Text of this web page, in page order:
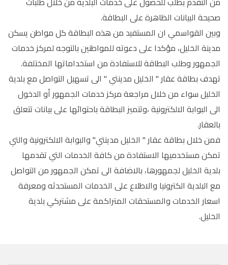
صحيحة البيانات الظاهرة على البطاقة.
وبين القواسمي ان المستفيد من هذه البطاقة كل مواطن يسكن
مدينة الخليل، مؤكدا على دعوته للمواطنين بالتوجه لمركز خدمات
الجمهور وطلب البطاقة للاستفادة من استخداماتها المختلفة.
تهدف بطاقة عقار " الخليل مدينتي " الى تسهيل التواصل مع بلدية
الخليل سواء من خلال مراجعة مركز خدمات الجمهور أو الدخول
الى البوابة الالكترونية ،وتتميز البطاقة باحتوائها على بيانات تتعلق
بالعقار.
فمن خلال بطاقة عقار " الخليل مدينتي" والبوابة الالكترونية والتي
تمكن مستخدميها الاستفادة من كافة الخدمات التي تقدمها
بلدية الخليل لجمهورها، بالاضافة الى تمكن الجمهور من التواصل
مع البلدية الكترونيا والاطلاع على الخدمات المستحدثه ومعرفة
اسعار الخدمات والمستحقات المتراكمة على مشتركي بلدية
الخليل.